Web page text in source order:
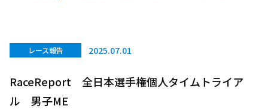
レース報告 2025.07.01
RaceReport 全日本選手権個人タイムトライア
ル 男子ME